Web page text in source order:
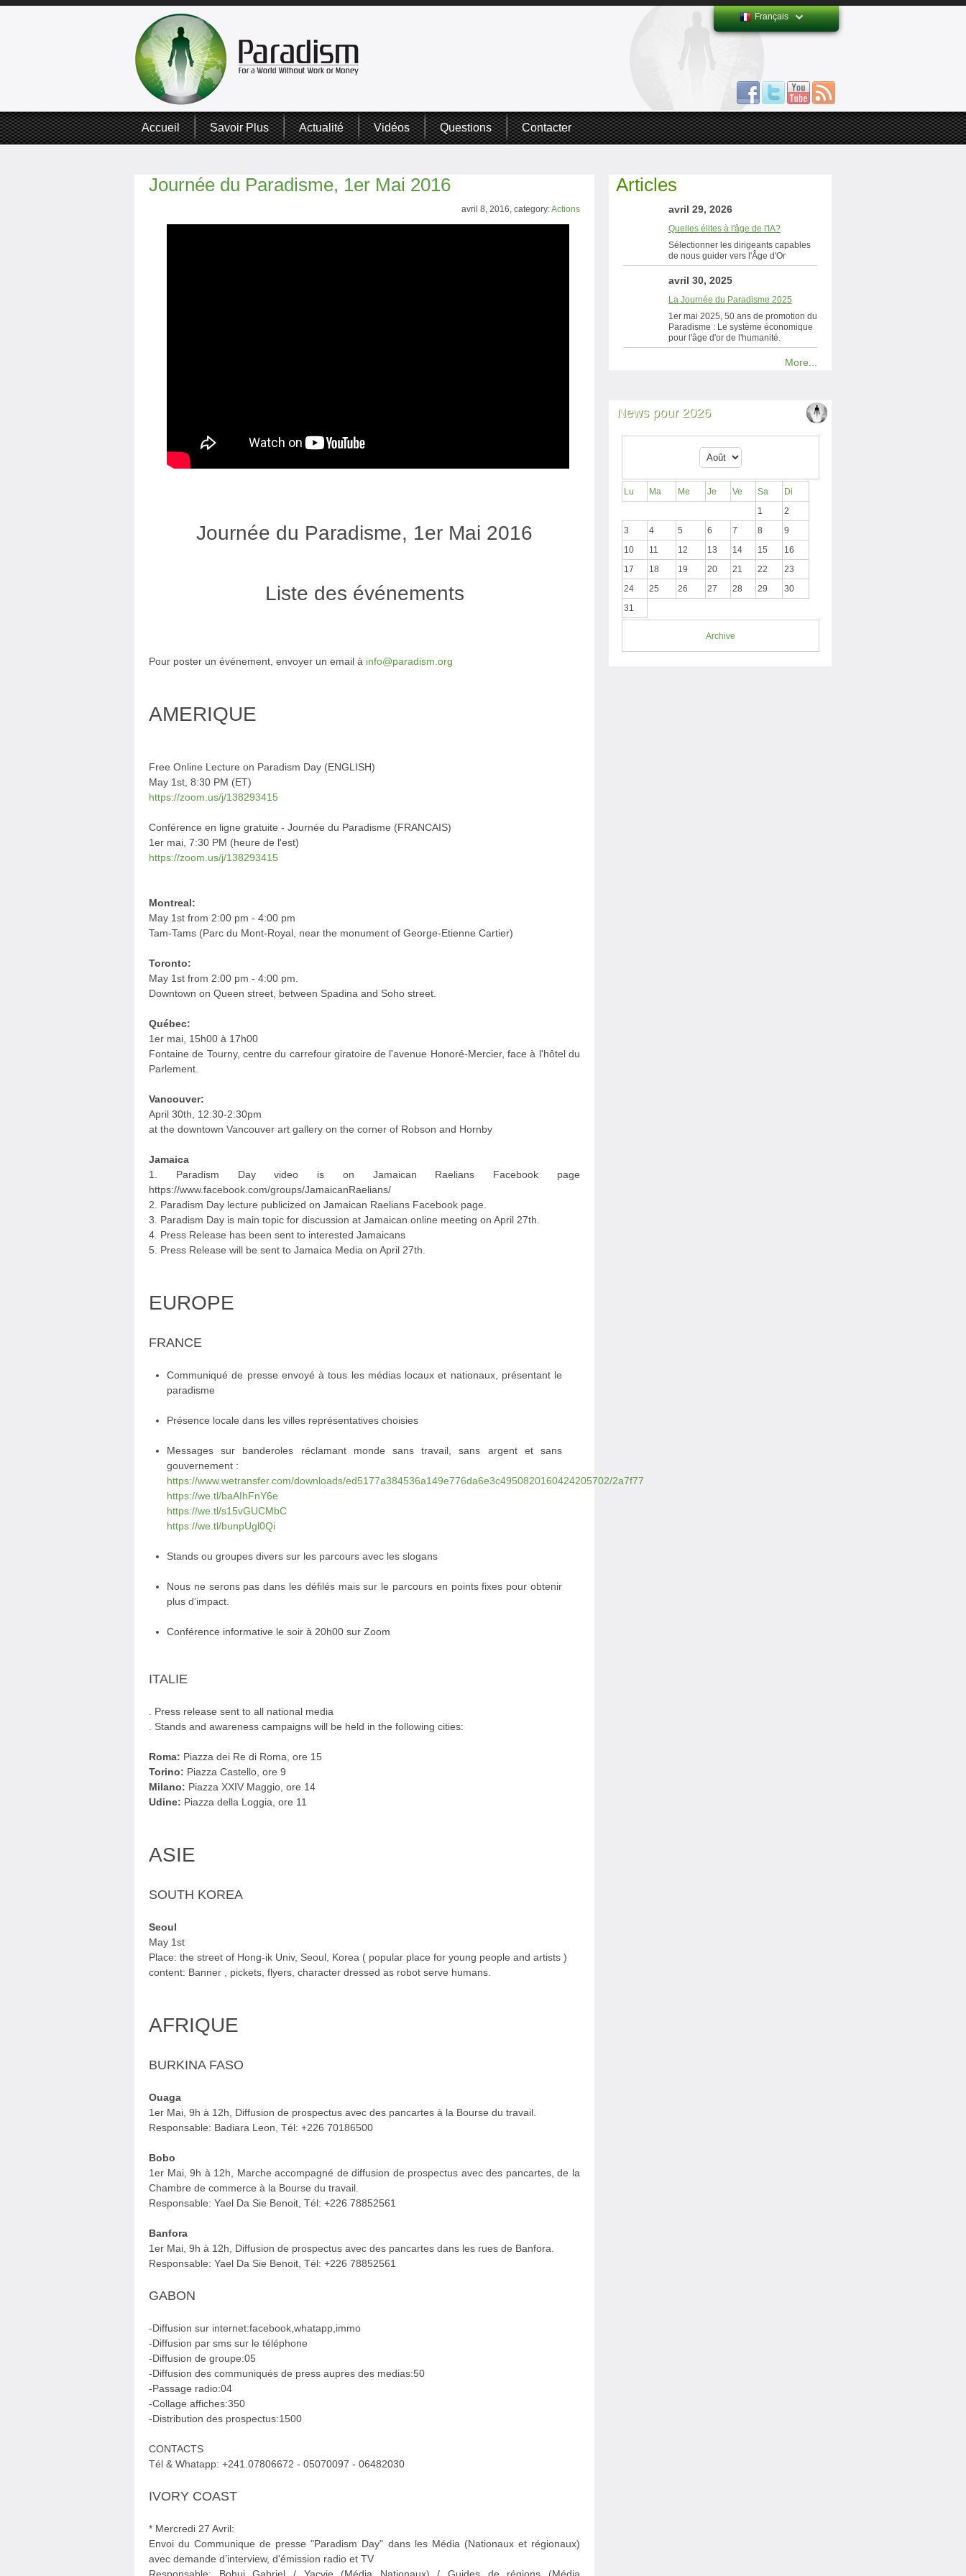
Français
Accueil Savoir Plus Actualité Vidéos Questions Contacter
Journée du Paradisme, 1er Mai 2016
avril 8, 2016, category:Actions
Journée du Paradisme, 1er Mai 2016
Liste des événements
Pour poster un événement, envoyer un email à info@paradism.org
AMERIQUE
Free Online Lecture on Paradism Day (ENGLISH)
May 1st, 8:30 PM (ET)
https://zoom.us/j/138293415
Conférence en ligne gratuite - Journée du Paradisme (FRANCAIS)
1er mai, 7:30 PM (heure de l'est)
https://zoom.us/j/138293415
Montreal:
May 1st from 2:00 pm - 4:00 pm
Tam-Tams (Parc du Mont-Royal, near the monument of George-Etienne Cartier)
Toronto:
May 1st from 2:00 pm - 4:00 pm.
Downtown on Queen street, between Spadina and Soho street.
Québec:
1er mai, 15h00 à 17h00
Fontaine de Tourny, centre du carrefour giratoire de l'avenue Honoré-Mercier, face à l'hôtel du
Parlement.
Vancouver:
April 30th, 12:30-2:30pm
at the downtown Vancouver art gallery on the corner of Robson and Hornby
Jamaica
1. Paradism Day video is on Jamaican Raelians Facebook page
https://www.facebook.com/groups/JamaicanRaelians/
2. Paradism Day lecture publicized on Jamaican Raelians Facebook page.
3. Paradism Day is main topic for discussion at Jamaican online meeting on April 27th.
4. Press Release has been sent to interested Jamaicans
5. Press Release will be sent to Jamaica Media on April 27th.
EUROPE
FRANCE
Communiqué de presse envoyé à tous les médias locaux et nationaux, présentant le
paradisme
Présence locale dans les villes représentatives choisies
Messages sur banderoles réclamant monde sans travail, sans argent et sans
gouvernement :
https://www.wetransfer.com/downloads/ed5177a384536a149e776da6e3c4950820160424205702/2a7f77
https://we.tl/baAIhFnY6e
https://we.tl/s15vGUCMbC
https://we.tl/bunpUgl0Qi
Stands ou groupes divers sur les parcours avec les slogans
Nous ne serons pas dans les défilés mais sur le parcours en points fixes pour obtenir
plus d’impact.
Conférence informative le soir à 20h00 sur Zoom
ITALIE
. Press release sent to all national media
. Stands and awareness campaigns will be held in the following cities:
Roma: Piazza dei Re di Roma, ore 15
Torino: Piazza Castello, ore 9
Milano: Piazza XXIV Maggio, ore 14
Udine: Piazza della Loggia, ore 11
ASIE
SOUTH KOREA
Seoul
May 1st
Place: the street of Hong-ik Univ, Seoul, Korea ( popular place for young people and artists )
content: Banner , pickets, flyers, character dressed as robot serve humans.
AFRIQUE
BURKINA FASO
Ouaga
1er Mai, 9h à 12h, Diffusion de prospectus avec des pancartes à la Bourse du travail.
Responsable: Badiara Leon, Tél: +226 70186500
Bobo
1er Mai, 9h à 12h, Marche accompagné de diffusion de prospectus avec des pancartes, de la
Chambre de commerce à la Bourse du travail.
Responsable: Yael Da Sie Benoit, Tél: +226 78852561
Banfora
1er Mai, 9h à 12h, Diffusion de prospectus avec des pancartes dans les rues de Banfora.
Responsable: Yael Da Sie Benoit, Tél: +226 78852561
GABON
-Diffusion sur internet:facebook,whatapp,immo
-Diffusion par sms sur le téléphone
-Diffusion de groupe:05
-Diffusion des communiqués de press aupres des medias:50
-Passage radio:04
-Collage affiches:350
-Distribution des prospectus:1500
CONTACTS
Tél & Whatapp: +241.07806672 - 05070097 - 06482030
IVORY COAST
* Mercredi 27 Avril:
Envoi du Communique de presse "Paradism Day" dans les Média (Nationaux et régionaux)
avec demande d’interview, d'émission radio et TV
Articles
avril 29, 2026
Quelles élites à l'âge de l'IA?
Sélectionner les dirigeants capables
de nous guider vers l'Âge d'Or
avril 30, 2025
La Journée du Paradisme 2025
1er mai 2025, 50 ans de promotion du
Paradisme : Le système économique
pour l'âge d'or de l'humanité.
More...
News pour 2026
Lu Ma Me Je Ve Sa
Di
1
2
3
4 5 6 7 8
9
10
11 12 13 14 15
16
17
18 19 20 21 22
23
24
25 26 27 28 29
30
31
Archive